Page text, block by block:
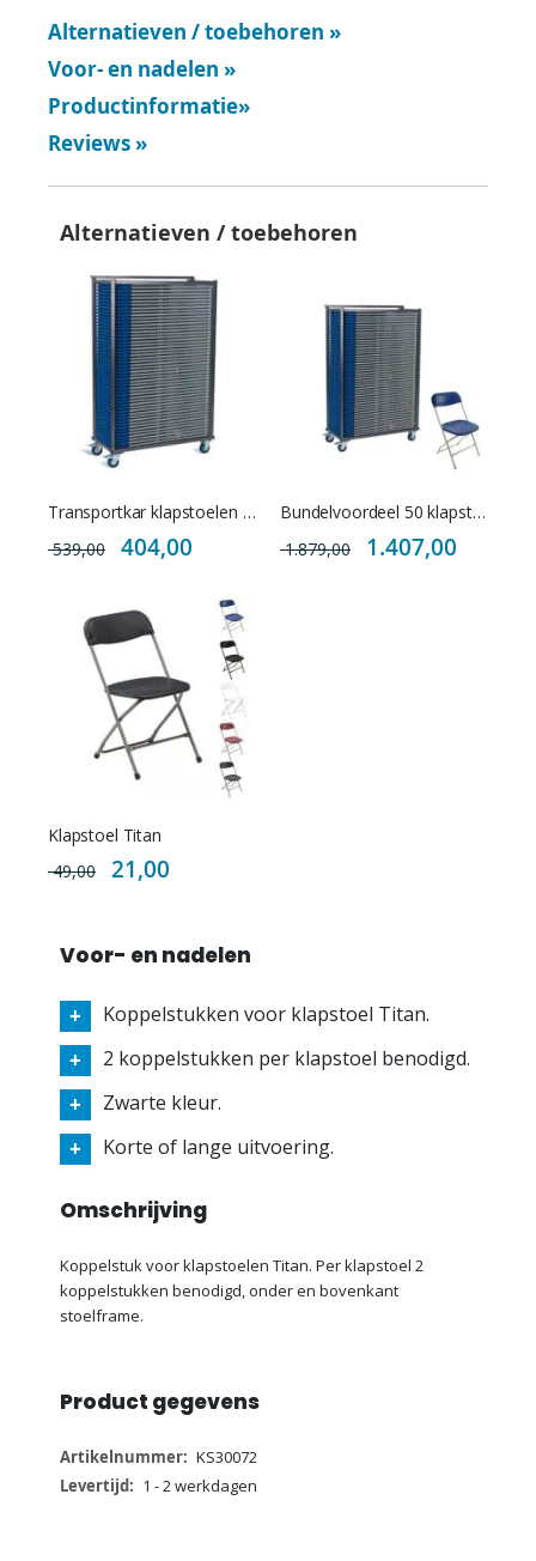
Alternatieven / toebehoren »
Voor- en nadelen »
Productinformatie»
Reviews »
Alternatieven / toebehoren
Transportkar klapstoelen Titan
539,00
Special
Price
404,00
Bundelvoordeel 50 klapstoelen Titan met transportkar
1.879,00
Special
Price
1.407,00
Klapstoel Titan
49,00
Special
Price
21,00
Voor- en nadelen
Koppelstukken voor klapstoel Titan.
2 koppelstukken per klapstoel benodigd.
Zwarte kleur.
Korte of lange uitvoering.
Omschrijving
Koppelstuk voor klapstoelen Titan. Per klapstoel 2
koppelstukken benodigd, onder en bovenkant
stoelframe.
Product gegevens
Meer
informatie
KS30072
1 - 2 werkdagen